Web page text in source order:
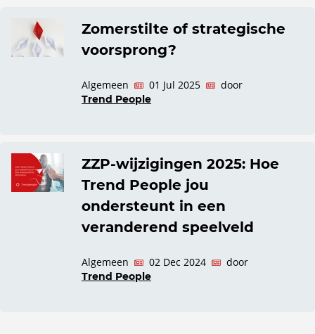
Zomerstilte of strategische
voorsprong?
Algemeen 01 Jul 2025 door
Trend People
ZZP-wijzigingen 2025: Hoe
Trend People jou
ondersteunt in een
veranderend speelveld
Algemeen 02 Dec 2024 door
Trend People